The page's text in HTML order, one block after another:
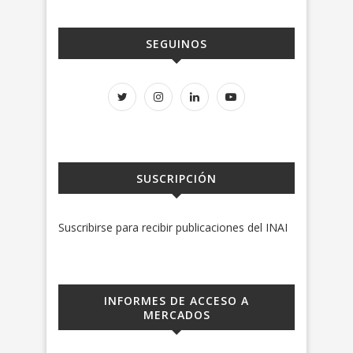
SEGUINOS
SUSCRIPCIÓN
Suscribirse para recibir publicaciones del INAI
INFORMES DE ACCESO A
MERCADOS